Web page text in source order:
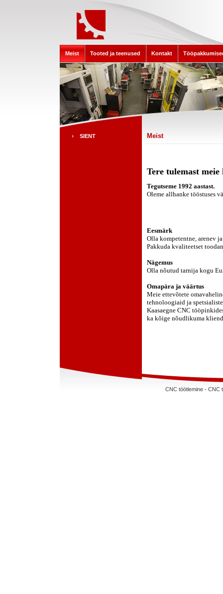
Meist Tooted ja teenused Kontakt
SIENT Meist
Tere tulemast meie
Tegutseme 1992 aastast.
Oleme allhanke tööstuses
Eesmärk
Olla kompetentne, arenev
Pakkuda kvaliteetset
Nägemus
Olla nõutud tarnija kogu
Omapära ja väärtus
Meie ettevõtete
tehnoloogiaid ja
Kaasaegne CNC
ka kõige nõudlikuma
CNC töötlemine - CNC